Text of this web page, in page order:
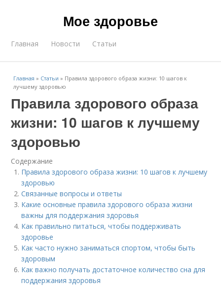
Мое здоровье
Главная Новости Статьи
Главная » Статьи » Правила здорового образа жизни: 10 шагов к
лучшему здоровью
Правила здорового образа
жизни: 10 шагов к лучшему
здоровью
Содержание
Правила здорового образа жизни: 10 шагов к лучшему
здоровью
Связанные вопросы и ответы
Какие основные правила здорового образа жизни
важны для поддержания здоровья
Как правильно питаться, чтобы поддерживать
здоровье
Как часто нужно заниматься спортом, чтобы быть
здоровым
Как важно получать достаточное количество сна для
поддержания здоровья